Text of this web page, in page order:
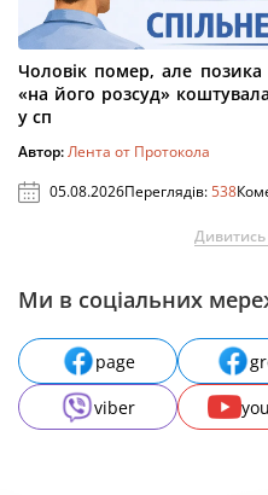
Чоловік помер, але
«на його розсуд»
у сп
Автор:Лента от Протокола
05.08.2026Переглядів:538
Дивитись
Ми в соціальних
page
viber